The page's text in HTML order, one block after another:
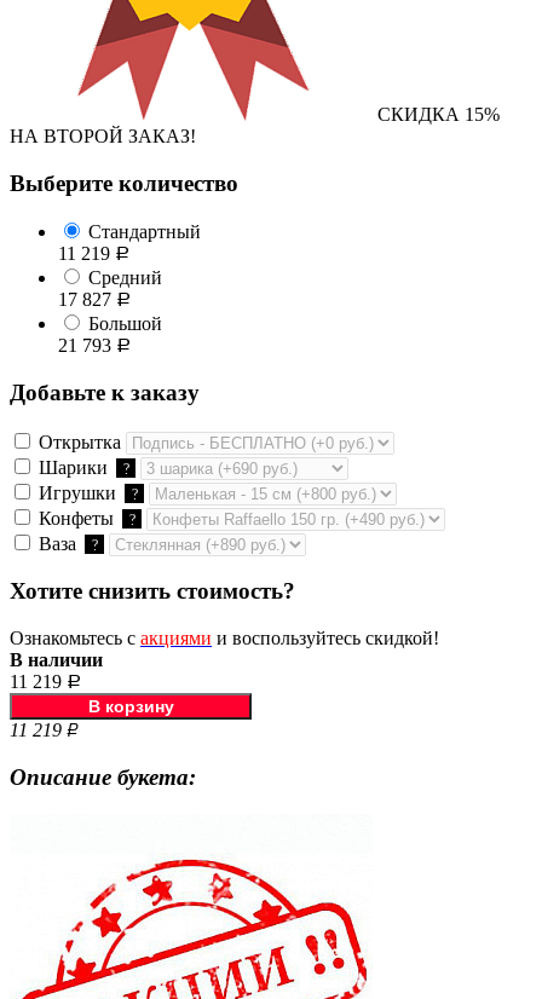
СКИДКА 15%
НА ВТОРОЙ ЗАКАЗ!
Выберите количество
Стандартный
11 219 Р
Средний
17 827 Р
Большой
21 793 Р
Добавьте к заказу
Открытка
Шарики
?
Игрушки ?
Конфеты ?
Ваза ?
Хотите снизить стоимость?
Ознакомьтесь с акциями и воспользуйтесь скидкой!
В наличии
11 219 Р
11 219 Р
Описание букета: